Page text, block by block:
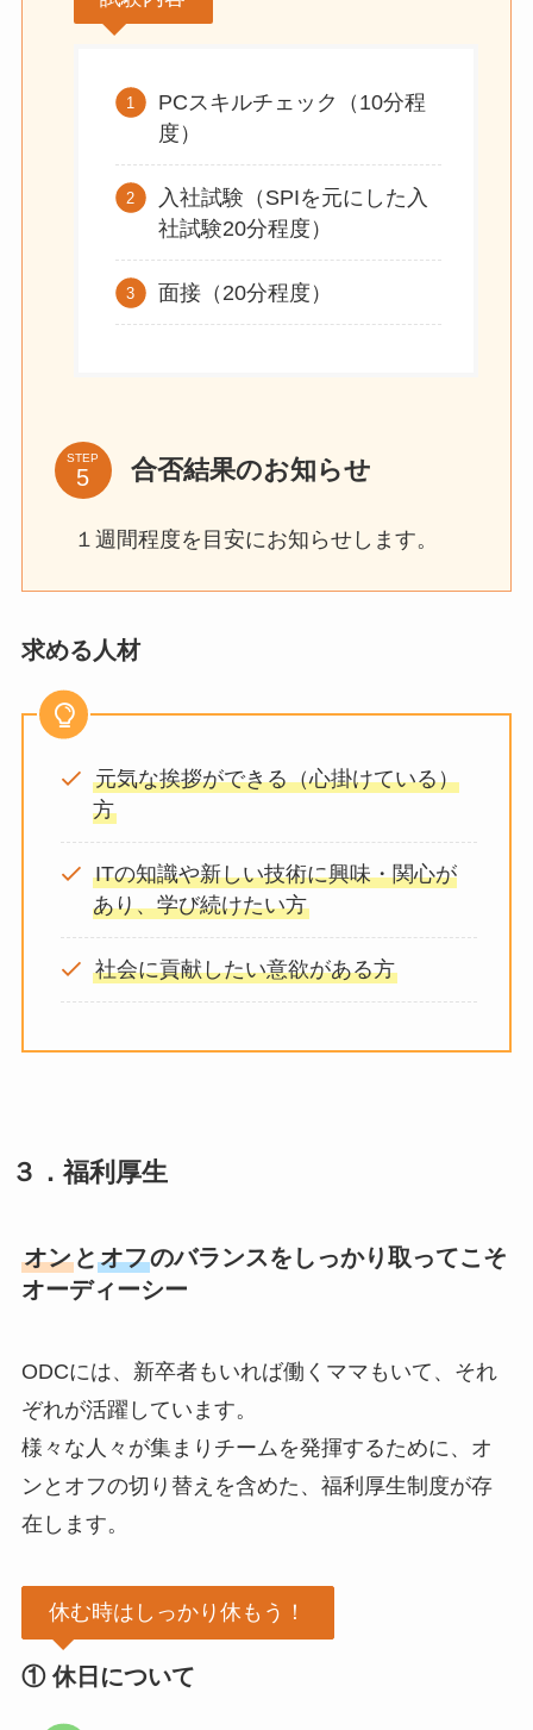
PCスキルチェック（10分程
度）
入社試験（SPIを元にした入
社試験20分程度）
面接（20分程度）
STEP 合否結果のお知らせ
１週間程度を目安にお知らせします。
求める人材
元気な挨拶ができる（心掛けている）
方
ITの知識や新しい技術に興味・関心が
あり、学び続けたい方
社会に貢献したい意欲がある方
３．福利厚生
オンと オフのバランスをしっかり取ってこそ
オーディーシー
ODCには、新卒者もいれば働くママもいて、それ
ぞれが活躍しています。
様々な人々が集まりチームを発揮するために、オ
ンとオフの切り替えを含めた、福利厚生制度が存
在します。
休む時はしっかり休もう！
① 休日 について